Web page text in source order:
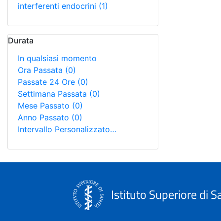
interferenti endocrini (1)
Durata
In qualsiasi momento
Ora Passata (0)
Passate 24 Ore (0)
Settimana Passata (0)
Mese Passato (0)
Anno Passato (0)
Intervallo Personalizzato…
Istituto Superiore di